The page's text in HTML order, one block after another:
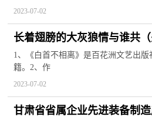
2023-07-02
长着翅膀的大灰狼情与谁共
狼情与谁共的基本详情介绍）
1、《白首不相离》是百花洲文艺出版
籍。2、作
2023-07-02
甘肃省省属企业先进装备制